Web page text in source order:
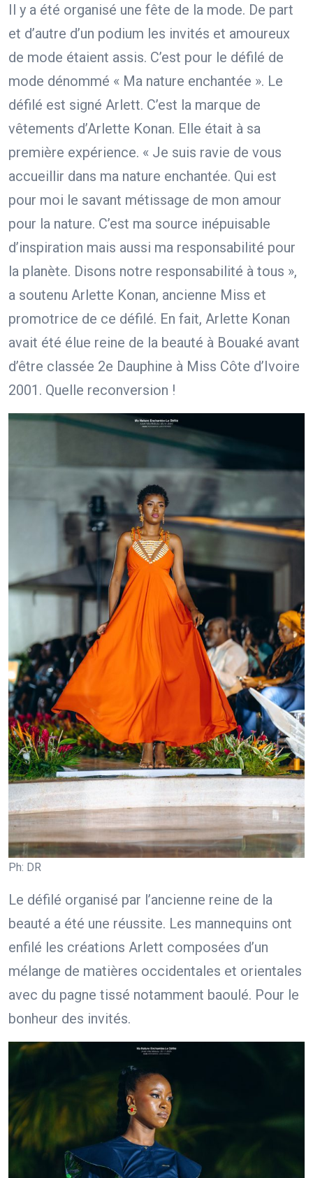
Il y a été organisé une fête de la mode. De part
et d’autre d’un podium les invités et amoureux
de mode étaient assis. C’est pour le défilé de
mode dénommé « Ma nature enchantée ». Le
défilé est signé Arlett. C’est la marque de
vêtements d’Arlette Konan. Elle était à sa
première expérience. « Je suis ravie de vous
accueillir dans ma nature enchantée. Qui est
pour moi le savant métissage de mon amour
pour la nature. C’est ma source inépuisable
d’inspiration mais aussi ma responsabilité pour
la planète. Disons notre responsabilité à tous »,
a soutenu Arlette Konan, ancienne Miss et
promotrice de ce défilé. En fait, Arlette Konan
avait été élue reine de la beauté à Bouaké avant
d’être classée 2e Dauphine à Miss Côte d’Ivoire
2001. Quelle reconversion !
Ph: DR
Le défilé organisé par l’ancienne reine de la
beauté a été une réussite. Les mannequins ont
enfilé les créations Arlett composées d’un
mélange de matières occidentales et orientales
avec du pagne tissé notamment baoulé. Pour le
bonheur des invités.